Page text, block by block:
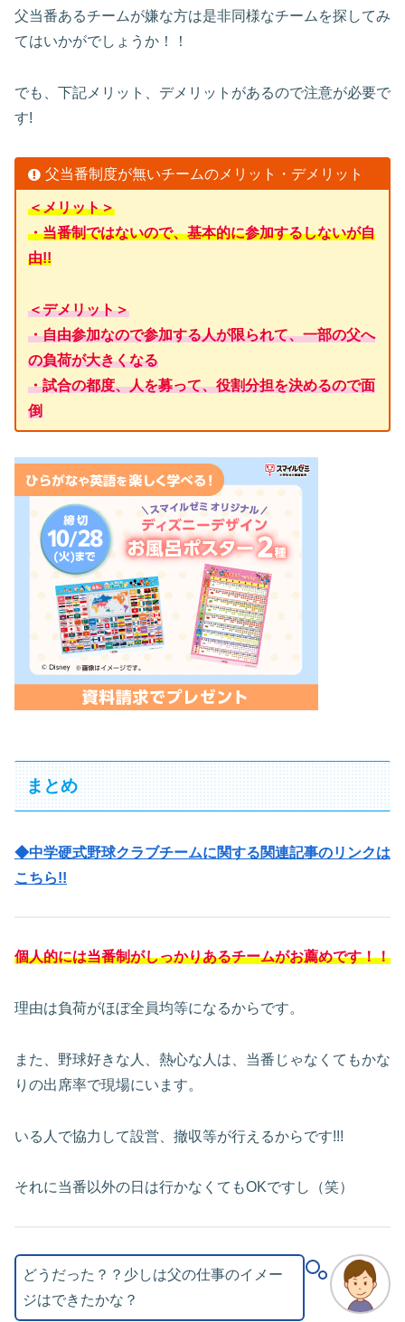
父当番あるチームが嫌な方は是非同様なチームを探してみ
てはいかがでしょうか！！
でも、下記メリット、デメリットがあるので注意が必要で
す!
父当番制度が無いチームのメリット・デメリット
＜メリット＞
・当番制ではないので、基本的に参加するしないが自
由!!
＜デメリット＞
・自由参加なので参加する人が限られて、一部の父へ
の負荷が大きくなる
・試合の都度、人を募って、役割分担を決めるので面
倒
まとめ
◆中学硬式野球クラブチームに関する関連記事のリンクは
こちら!!
個人的には当番制がしっかりあるチームがお薦めです！！
理由は負荷がほぼ全員均等になるからです。
また、野球好きな人、熱心な人は、当番じゃなくてもかな
りの出席率で現場にいます。
いる人で協力して設営、撤収等が行えるからです!!!
それに当番以外の日は行かなくてもOKですし（笑）
どうだった？？少しは父の仕事のイメー
ジはできたかな？